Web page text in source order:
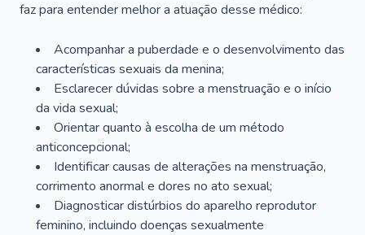
faz para entender melhor a atuação desse médico:
Acompanhar a puberdade e o desenvolvimento das
características sexuais da menina;
Esclarecer dúvidas sobre a menstruação e o início
da vida sexual;
Orientar quanto à escolha de um método
anticoncepcional;
Identificar causas de alterações na menstruação,
corrimento anormal e dores no ato sexual;
Diagnosticar distúrbios do aparelho reprodutor
feminino, incluindo doenças sexualmente